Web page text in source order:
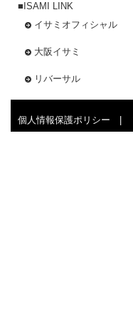
■ISAMI LINK
イサミオフィシャル
大阪イサミ
リバーサル
個人情報保護ポリシー